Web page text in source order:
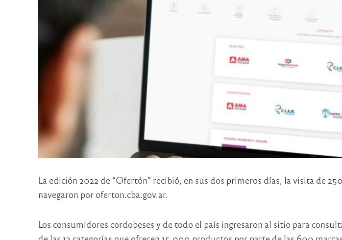
La edición 2022 de “Ofertón” recibió, en sus dos primeros días, la visita de
navegaron por oferton.cba.gov.ar.
Los consumidores cordobeses y de todo el país ingresaron al sitio para